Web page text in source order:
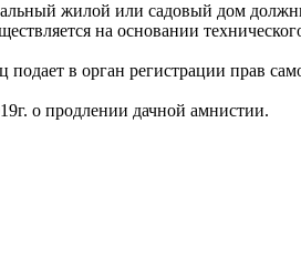
жилой или садовый дом
на основании
в орган регистрации прав
о продлении дачной амнистии.